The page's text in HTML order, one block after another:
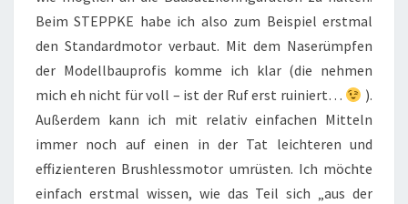
Beim STEPPKE habe ich also zum Beispiel erstmal
den Standardmotor verbaut. Mit dem Naserümpfen
der Modellbauprofis komme ich klar (die nehmen
mich eh nicht für voll – ist der Ruf erst ruiniert…
).
Außerdem kann ich mit relativ einfachen Mitteln
immer noch auf einen in der Tat leichteren und
effizienteren Brushlessmotor umrüsten. Ich möchte
einfach erstmal wissen, wie das Teil sich „aus der